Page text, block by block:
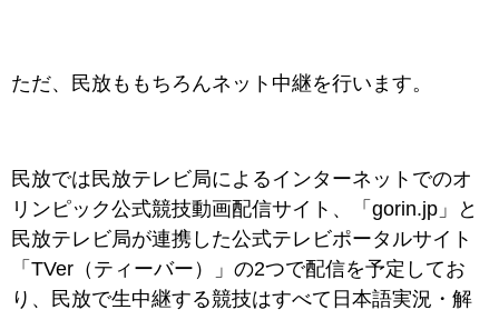
ただ、民放ももちろんネット中継を行います。
民放では民放テレビ局によるインターネットでのオ
リンピック公式競技動画配信サイト、「 gorin.jp」と
民放テレビ局が連携した公式テレビポータルサイト
「TVer（ティーバー）」の2つで配信を予定してお
り、民放で生中継する競技はすべて日本語実況・解